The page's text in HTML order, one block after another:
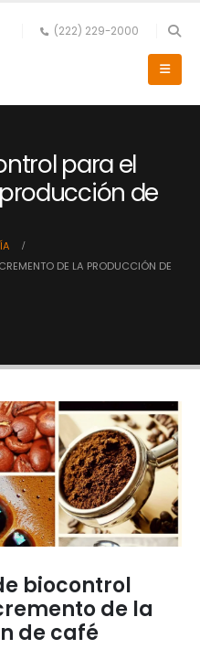
(222) 229-2000
para el
de
DE LA PRODUCCIÓN DE
biocontrol
de la
de café